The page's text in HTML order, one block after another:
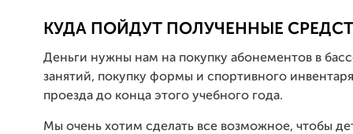
КУДА ПОЙДУТ ПОЛУЧЕННЫЕ
Деньги нужны нам на покупку абонементов в
занятий, покупку формы и спортивного
проезда до конца этого учебного года.
Мы очень хотим сделать все возможное, чтобы